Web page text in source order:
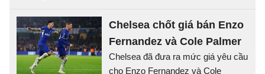
Chelsea chốt giá bán Enzo
Fernandez và Cole Palmer
Chelsea đã đưa ra mức giá yêu cầu
cho Enzo Fernandez và Cole